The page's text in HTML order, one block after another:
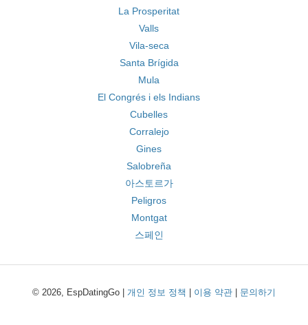
La Prosperitat
Valls
Vila-seca
Santa Brígida
Mula
El Congrés i els Indians
Cubelles
Corralejo
Gines
Salobreña
아스토르가
Peligros
Montgat
스페인
© 2026, EspDatingGo | 개인 정보 정책 이용 약관 문의하기